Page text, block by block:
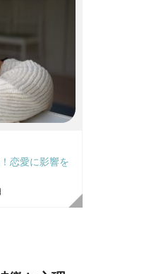
恋愛に影響を